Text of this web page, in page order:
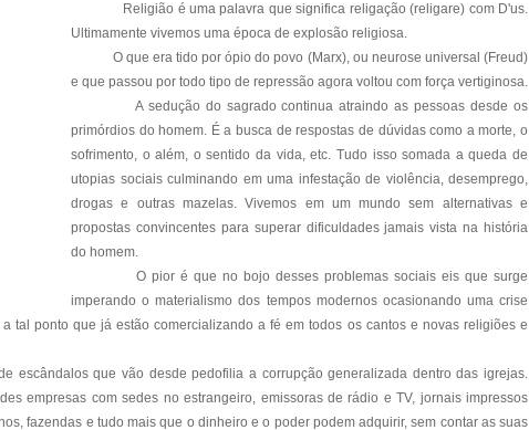
Religião é uma palavra que significa religação (religare) com D'us.
Ultimamente vivemos uma época de explosão religiosa.
O que era tido por ópio do povo (Marx), ou neurose universal (Freud)
e que passou por todo tipo de repressão agora voltou com força vertiginosa.
A sedução do sagrado continua atraindo as pessoas desde os
primórdios do homem. É a busca de respostas de dúvidas como a morte, o
sofrimento, o além, o sentido da vida, etc. Tudo isso somada a queda de
utopias sociais culminando em uma infestação de violência, desemprego,
drogas e outras mazelas. Vivemos em um mundo sem alternativas e
propostas convincentes para superar dificuldades jamais vista na história
do homem.
O pior é que no bojo desses problemas sociais eis que surge
imperando o materialismo dos tempos modernos ocasionando uma crise
tal ponto que já estão comercializando a fé em todos os cantos e novas religiões e
escândalos que vão desde pedofilia a corrupção generalizada dentro das igrejas.
empresas com sedes no estrangeiro, emissoras de rádio e TV, jornais impressos
fazendas e tudo mais que o dinheiro e o poder podem adquirir, sem contar as suas